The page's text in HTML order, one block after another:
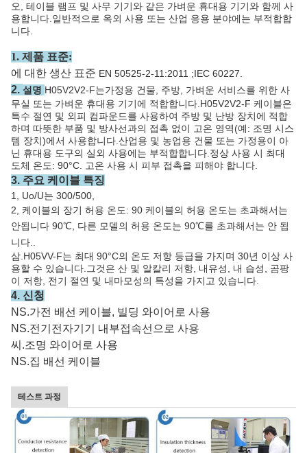
오, 테이블 램프 및 사무 기기와 같은 가벼운 휴대용 기기와 함께 사
용합니다.일반적으로 옥외 사용 또는 산업 응용 분야에는 부적합합
니다.
1. 제품 표준:
에 대한 생산 표준 EN 50525-2-11:2011 ;IEC 60227.
2. 설명 H05V2V2-F는가정용 건물, 주방, 가벼운 서비스를 위한 사
무실 또는 가벼운 휴대용 기기에 적합합니다.H05V2V2-F 케이블은
특수 절연 및 외피 컴파운드를 사용하여 주방 및 난방 장치에 적합
하며 따뜻한 부품 및 방사선과의 접촉 없이 고온 영역(예: 조명 시스
템 장치)에서 사용합니다.산업용 및 농업용 건물 또는 가정용이 아
닌 휴대용 도구의 실외 사용에는 부적합합니다.정상 사용 시 최대
도체 온도: 90°C. 고온 사용 시 피부 접촉을 피해야 합니다.
3. 주요 케이블 특징
1, Uo/U는 300/500,
2, 케이블의 장기 허용 온도: 90 케이블의 허용 온도는 초과해서는
안됩니다 90℃, 다른 모델의 허용 온도는 90℃를 초과해서는 안 됩
니다.
삼. H05VV-F는 최대 90°C의 온도 저항 등급을 가지며 30년 이상 사
용할 수 있습니다.그것은 산 및 알칼리 저항, 내유성, 내 습성, 곰팡
이 저항, 전기 절연 및 내마모성의 특성을 가지고 있습니다.
4. 신청
NS.가전 ​​배선 케이블, 빌딩 와이어로 사용
NS.전기전자기기 내부접속선으로 사용
씨.조명 와이어로 사용
NS.집 배선 케이블
테스트 과정